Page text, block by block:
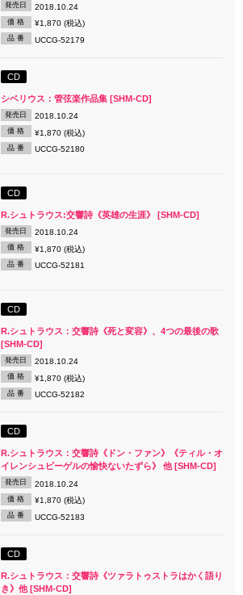
発売日 2018.10.24
価 格 ¥1,870 (税込)
品 番 UCCG-52179
CD
シベリウス：管弦楽作品集 [SHM-CD]
発売日 2018.10.24
価 格 ¥1,870 (税込)
品 番 UCCG-52180
CD
R.シュトラウス:交響詩《英雄の生涯》 [SHM-CD]
発売日 2018.10.24
価 格 ¥1,870 (税込)
品 番 UCCG-52181
CD
R.シュトラウス：交響詩《死と変容》、4つの最後の歌
[SHM-CD]
発売日 2018.10.24
価 格 ¥1,870 (税込)
品 番 UCCG-52182
CD
R.シュトラウス：交響詩《ドン・ファン》《ティル・オ
イレンシュピーゲルの愉快ないたずら》 他 [SHM-CD]
発売日 2018.10.24
価 格 ¥1,870 (税込)
品 番 UCCG-52183
CD
R.シュトラウス：交響詩《ツァラトゥストラはかく語り
き》他 [SHM-CD]